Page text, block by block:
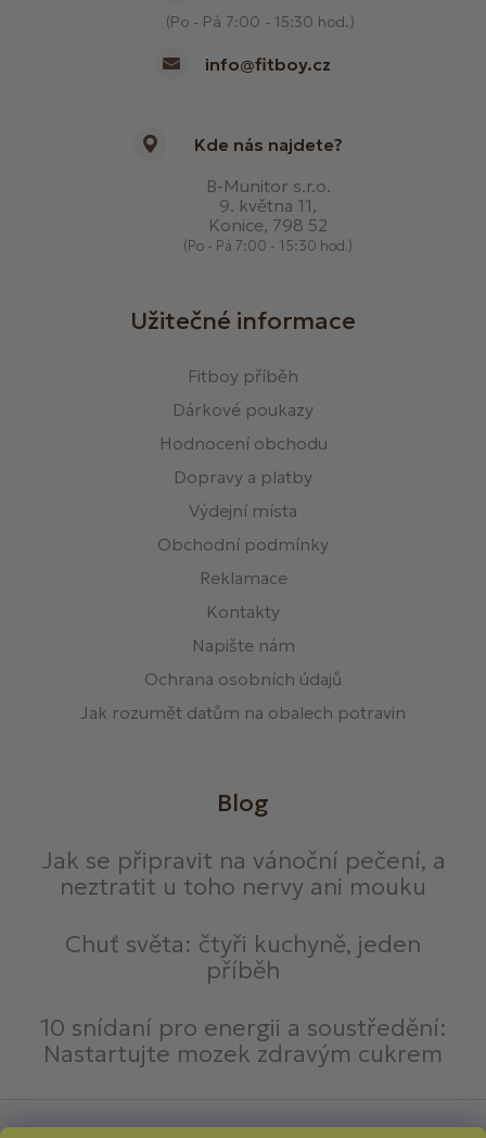
(Po - Pá 7:00 - 15:30 hod.)
info@fitboy.cz
Kde nás najdete?
B-Munitor s.r.o.
9. května 11,
Konice, 798 52
(Po - Pá 7:00 - 15:30 hod.)
Užitečné informace
Fitboy příběh
Dárkové poukazy
Hodnocení obchodu
Dopravy a platby
Výdejní místa
Obchodní podmínky
Reklamace
Kontakty
Napište nám
Ochrana osobních údajů
Jak rozumět datům na obalech potravin
Blog
Jak se připravit na vánoční pečení, a
neztratit u toho nervy ani mouku
Chuť světa: čtyři kuchyně, jeden
příběh
10 snídaní pro energii a soustředění:
Nastartujte mozek zdravým cukrem